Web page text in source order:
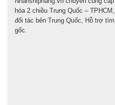
hóa 2 chiều Trung Quốc –
đối tác bên Trung Quốc, Hỗ trợ
gốc.